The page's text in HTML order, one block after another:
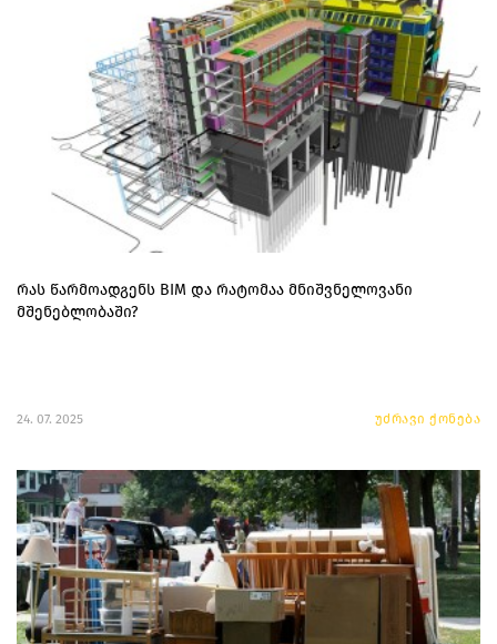
რას წარმოადგენს BIM და რატომაა მნიშვნელოვანი
მშენებლობაში?
24. 07. 2025 უძრავი ქონება